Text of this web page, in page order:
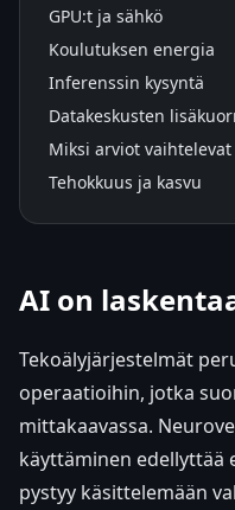
GPU:t ja sähkö
Koulutuksen energia
Inferenssin kysyntä
Datakeskusten
Miksi arviot vaihtelevat
Tehokkuus ja kasvu
AI on
Tekoälyjärjestelmät
operaatioihin, jotka
mittakaavassa.
käyttäminen
pystyy käsittelemään